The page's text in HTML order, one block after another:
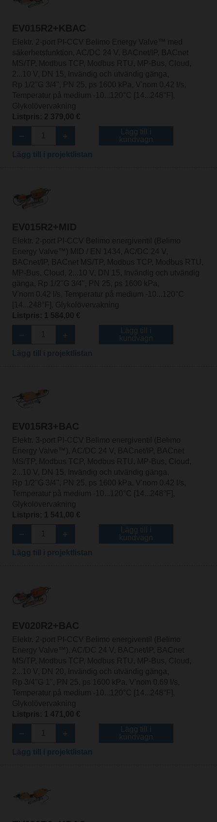
EV015R2+KBAC
Elektr. 2-port PI-CCV Belimo Energy Valve™ med
säkerhetsfunktion, AC/DC 24 V, BACnet/IP, BACnet
MS/TP, Modbus TCP, Modbus RTU, MP-Bus, Cloud,
2...10 V, DN 15, Invändig och utvändig gänga,
Rp 1/2"G 3/4", PN 25, ps 1600 kPa, V'nom 0.42 l/s,
Temperatur på medium -10...120°C [14...248°F],
Glykolövervakning
Listpris: 2 379,00 €
EV015R2+MID
Elektr. 2-port PI-CCV Belimo energiventil (Belimo
Energy Valve™) MID / EN 1434, AC/DC 24 V,
BACnet/IP, BACnet MS/TP, Modbus TCP, Modbus RTU,
MP-Bus, Cloud, 2...10 V, DN 15, Invändig och utvändig
gänga, Rp 1/2"G 3/4", PN 25, ps 1600 kPa,
V'nom 0.42 l/s, Temperatur på medium -10...120°C
[14...248°F], Glykolövervakning
Listpris: 1 584,00 €
EV015R3+BAC
Elektr. 3-port PI-CCV Belimo energiventil (Belimo
Energy Valve™), AC/DC 24 V, BACnet/IP, BACnet
MS/TP, Modbus TCP, Modbus RTU, MP-Bus, Cloud,
2...10 V, DN 15, Invändig och utvändig gänga,
Rp 1/2"G 3/4", PN 25, ps 1600 kPa, V'nom 0.42 l/s,
Temperatur på medium -10...120°C [14...248°F],
Glykolövervakning
Listpris: 1 541,00 €
EV020R2+BAC
Elektr. 2-port PI-CCV Belimo energiventil (Belimo
Energy Valve™), AC/DC 24 V, BACnet/IP, BACnet
MS/TP, Modbus TCP, Modbus RTU, MP-Bus, Cloud,
2...10 V, DN 20, Invändig och utvändig gänga,
Rp 3/4"G 1", PN 25, ps 1600 kPa, V'nom 0.69 l/s,
Temperatur på medium -10...120°C [14...248°F],
Glykolövervakning
Listpris: 1 471,00 €